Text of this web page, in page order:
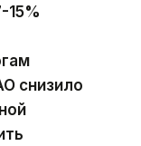
15%
снизило